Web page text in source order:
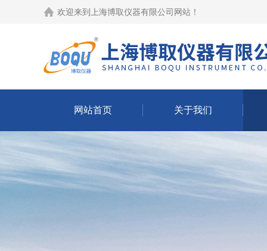
欢迎来到 上海博取仪器有限公司网站 ！
网站首页 关于我们